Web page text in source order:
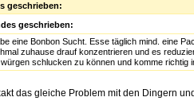
geschrieben:
geschrieben:
eine Bonbon Sucht. Esse täglich mind. eine
zuhause drauf konzentrieren und es
schlucken zu können und komme richtig
das gleiche Problem mit den Dingern